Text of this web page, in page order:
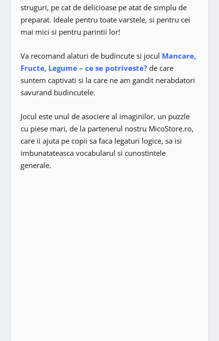
struguri, pe cat de delicioase pe atat de simplu de
preparat. Ideale pentru toate varstele, si pentru cei
mai mici si pentru parintii lor!
Va recomand alaturi de budincute si jocul Mancare,
Fructe, Legume – ce se potriveste? de care
suntem captivati si la care ne am gandit nerabdatori
savurand budincutele.
Jocul este unul de asociere al imaginilor, un puzzle
cu piese mari, de la partenerul nostru MicoStore.ro,
care ii ajuta pe copii sa faca legaturi logice, sa isi
imbunatateasca vocabularul si cunostintele
generale.